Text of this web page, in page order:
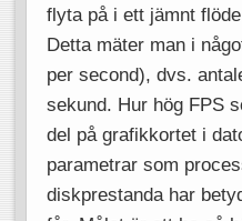
flyta på i ett jämnt
Detta mäter man i
per second), dvs.
sekund. Hur hög FPS
del på grafikkortet i
parametrar som
diskprestanda har